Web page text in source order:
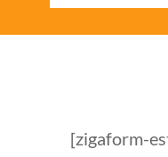
[zigaform-